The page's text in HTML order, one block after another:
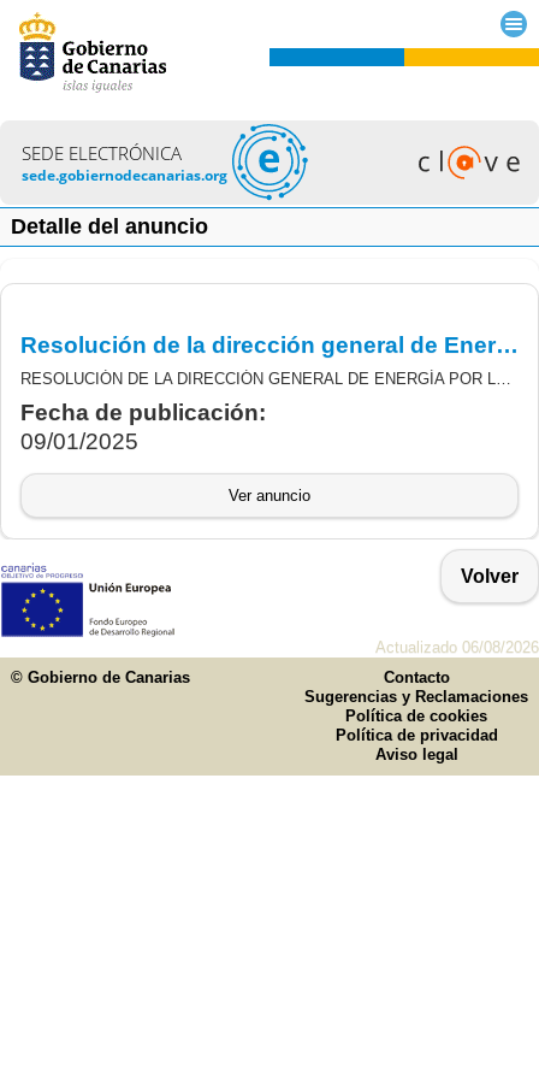
SEDE ELECTRÓNICA
sede.gobiernodecanarias.org
Detalle del anuncio
Resolución de la dirección general de Energía por la que se acredita la justificación de inicio y se autoriza el abono anticipado para determinados beneficiarios de las subvenciones para el fomento de la autosuficiencia de las administraciones públicas.
RESOLUCIÓN DE LA DIRECCIÓN GENERAL DE ENERGÍA POR LA QUE SE ACREDITA LA JUSTIFICACIÓN DE INICIO Y SE AUTORIZA EL ABONO ANTICIPADO PARA DETERMINADOS BENEFICIARIOS DE LAS SUBVENCIONES DERIVADAS DE LA ORDEN 492/2022 DE 21 DE DICIEMBRE, POR LA QUE SE ESTABLECEN LAS BASES REGULADORAS Y LA CONVOCATORIA DE SUBVENCIONES PARA EL FOMENTO DE LA AUTOSUFICIENCIA DE LAS ADMINISTRACIONES PÚBLICAS, EN EL MARCO DE LA ESTRATEGIA DE ENERGÍA SOSTENIBLE EN LAS ISLAS CANARIAS (PROGRAMA 1, LÍNEAS 1 Y 2), CON CARGO AL PLAN DE RECUPERACIÓN,TRANSFORMACIÓN Y RESILIENCIA (COMPONENTE 7, INVERSIÓN 2).
Fecha de publicación:
09/01/2025
Ver anuncio
Volver
Actualizado 06/08/2026
© Gobierno de Canarias
Contacto
Sugerencias y Reclamaciones
Política de cookies
Política de privacidad
Aviso legal